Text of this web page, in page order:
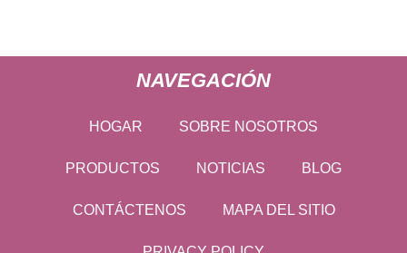
NAVEGACIÓN
HOGAR SOBRE NOSOTROS
PRODUCTOS NOTICIAS BLOG
CONTÁCTENOS MAPA DEL SITIO